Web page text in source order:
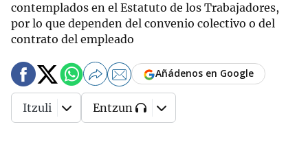
contemplados en el Estatuto de los Trabajadores,
por lo que dependen del convenio colectivo o del
contrato del empleado
Añádenos en Google
Itzuli Entzun